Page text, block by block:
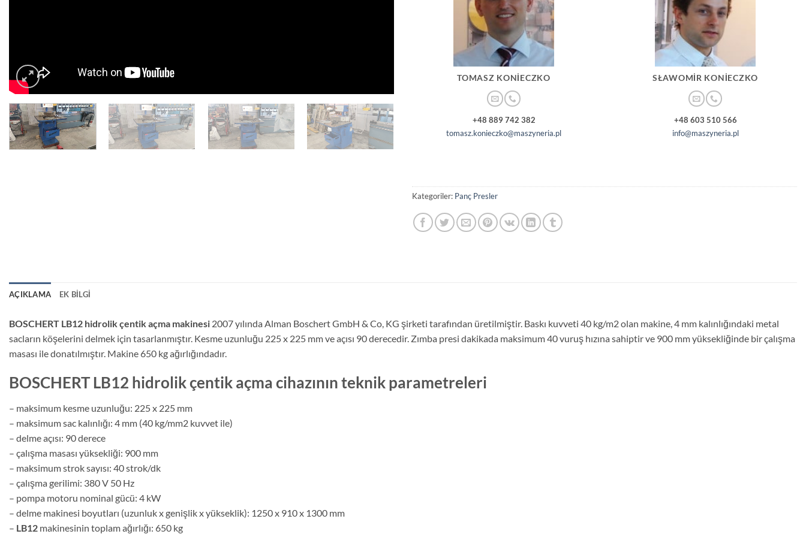
TOMASZ KONIECZKO
+48 889 742 382
tomasz.konieczko@maszyneria.pl
SŁAWOMIR KONIECZKO
+48 603 510 566
info@maszyneria.pl
Kategoriler: Panç Presler
AÇIKLAMA EK BILGI
BOSCHERT LB12 hidrolik çentik açma makinesi 2007 yılında Alman Boschert GmbH & Co, KG şirketi tarafından üretilmiştir. Baskı kuvveti 40 kg/m2 olan makine, 4 mm kalınlığındaki metal
sacların köşelerini delmek için tasarlanmıştır. Kesme uzunluğu 225 x 225 mm ve açısı 90 derecedir. Zımba presi dakikada maksimum 40 vuruş hızına sahiptir ve 900 mm yüksekliğinde bir çalışma
masası ile donatılmıştır. Makine 650 kg ağırlığındadır.
BOSCHERT LB12 hidrolik çentik açma cihazının teknik parametreleri
– maksimum kesme uzunluğu: 225 x 225 mm
– maksimum sac kalınlığı: 4 mm (40 kg/mm2 kuvvet ile)
– delme açısı: 90 derece
– çalışma masası yüksekliği: 900 mm
– maksimum strok sayısı: 40 strok/dk
– çalışma gerilimi: 380 V 50 Hz
– pompa motoru nominal gücü: 4 kW
– delme makinesi boyutları (uzunluk x genişlik x yükseklik): 1250 x 910 x 1300 mm
– LB12 makinesinin toplam ağırlığı: 650 kg